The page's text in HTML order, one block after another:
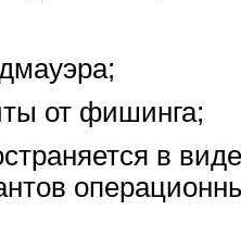
от фишинга;
в